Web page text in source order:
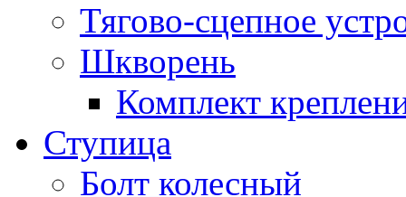
Тягово-сцепное
Шкворень
Комплект
Ступица
Болт колесный